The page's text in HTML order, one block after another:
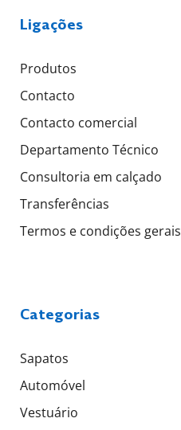
Ligações
Produtos
Contacto
Contacto comercial
Departamento Técnico
Consultoria em calçado
Transferências
Termos e condições gerais
Categorias
Sapatos
Automóvel
Vestuário